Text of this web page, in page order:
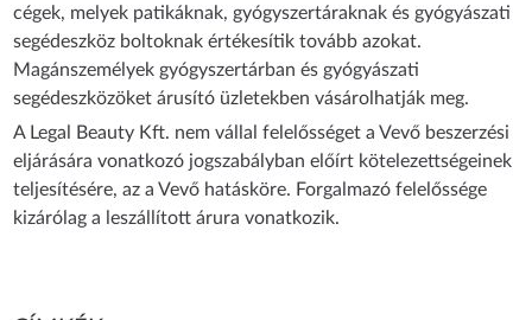
cégek, melyek patikáknak, gyógyszertáraknak és gyógyászati
segédeszköz boltoknak értékesítik tovább azokat.
Magánszemélyek gyógyszertárban és gyógyászati
segédeszközöket árusító üzletekben vásárolhatják meg.
A Legal Beauty Kft. nem vállal felelősséget a Vevő beszerzési
eljárására vonatkozó jogszabályban előírt kötelezettségeinek
teljesítésére, az a Vevő hatásköre. Forgalmazó felelőssége
kizárólag a leszállított árura vonatkozik.